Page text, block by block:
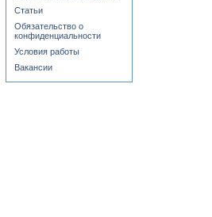
Статьи
Обязательство о
конфиденциальности
Условия работы
Вакансии